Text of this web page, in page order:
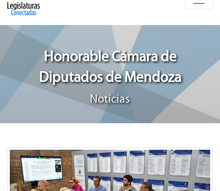
Honorable Cámara de
Diputados de Mendoza
Noticias